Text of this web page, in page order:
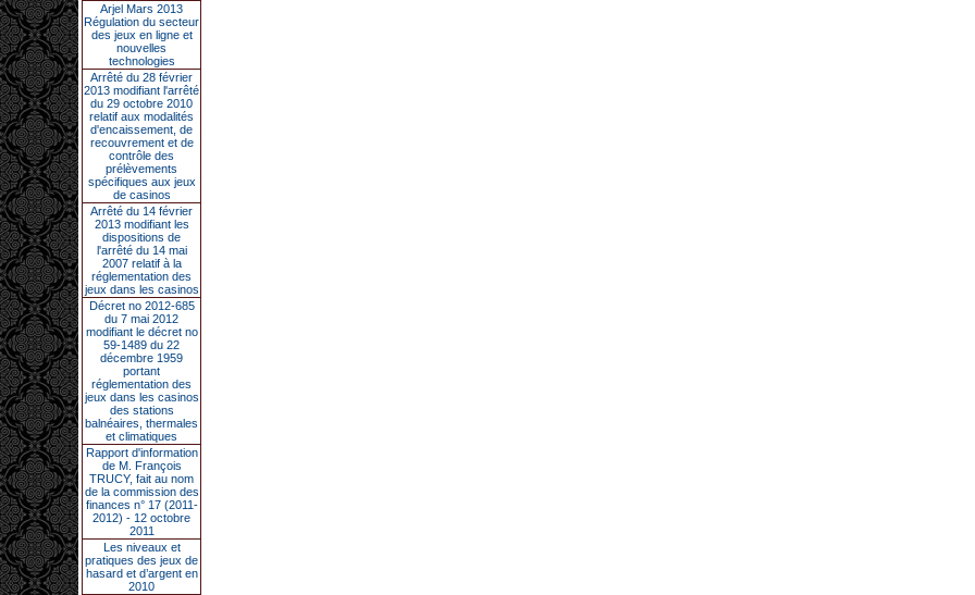
Arjel Mars 2013
Régulation du secteur
des jeux en ligne et
nouvelles
technologies
Arrêté du 28 février
2013 modifiant l'arrêté
du 29 octobre 2010
relatif aux modalités
d'encaissement, de
recouvrement et de
contrôle des
prélèvements
spécifiques aux jeux
de casinos
Arrêté du 14 février
2013 modifiant les
dispositions de
l'arrêté du 14 mai
2007 relatif à la
réglementation des
jeux dans les casinos
Décret no 2012-685
du 7 mai 2012
modifiant le décret no
59-1489 du 22
décembre 1959
portant
réglementation des
jeux dans les casinos
des stations
balnéaires, thermales
et climatiques
Rapport d'information
de M. François
TRUCY, fait au nom
de la commission des
finances n° 17 (2011-
2012) - 12 octobre
2011
Les niveaux et
pratiques des jeux de
hasard et d’argent en
2010